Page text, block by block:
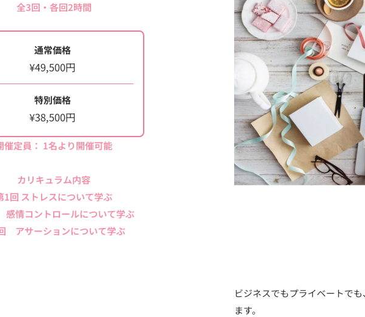
全3回・各回2時間
通常価格
¥49,500円
特別価格
¥38,500円
催定員： 1名より開催可能
カリキュラム内容
1回 ストレスについて学ぶ
情コントロールについて学ぶ
アサーションについて学ぶ
ビジネスでもプライベートで
ます。